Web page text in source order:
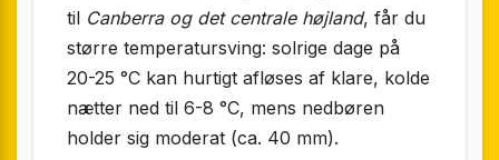
til Canberra og det centrale højland, får du
større temperatursving: solrige dage på
20-25 °C kan hurtigt afløses af klare, kolde
nætter ned til 6-8 °C, mens nedbøren
holder sig moderat (ca. 40 mm).